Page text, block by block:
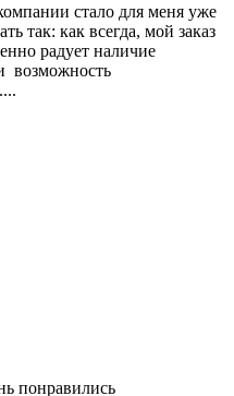
стало для меня уже
так: как всегда, мой заказ
радует наличие
возможность
понравились